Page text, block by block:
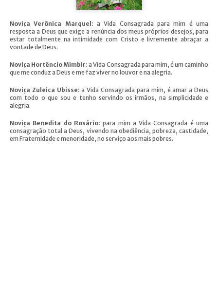
Noviça Verônica Marquel: a Vida Consagrada para mim é uma
resposta a Deus que exige a renúncia dos meus próprios desejos, para
estar totalmente na intimidade com Cristo e livremente abraçar a
vontade de Deus.
Noviça Hortêncio Mimbir:a Vida Consagrada para mim, é um caminho
que me conduz a Deus e me faz viver no louvor e na alegria.
Noviça Zuleica Ubisse:a Vida Consagrada para mim, é amar a Deus
com todo o que sou e tenho servindo os irmãos, na simplicidade e
alegria.
Noviça Benedita do Rosário:para mim a Vida Consagrada é uma
consagração total a Deus, vivendo na obediência, pobreza, castidade,
em Fraternidade e menoridade, no serviço aos mais pobres.